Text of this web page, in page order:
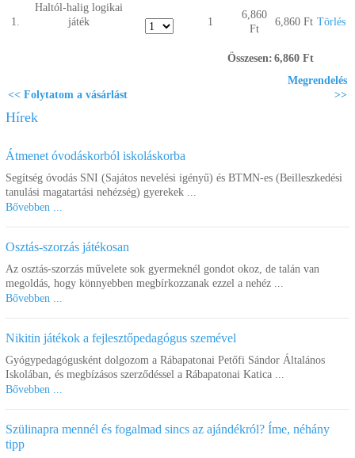
1.
Haltól-halig logikai
játék
1
6,860
Ft
6,860 Ft Törlés
Összesen: 6,860 Ft
<< Folytatom a vásárlást
Megrendelés
>>
Hírek
Átmenet óvodáskorból iskoláskorba
Segítség óvodás SNI (Sajátos nevelési igényű) és BTMN-es (Beilleszkedési
tanulási magatartási nehézség) gyerekek ...
Bővebben ...
Osztás-szorzás játékosan
Az osztás-szorzás művelete sok gyermeknél gondot okoz, de talán van
megoldás, hogy könnyebben megbírkozzanak ezzel a nehéz ...
Bővebben ...
Nikitin játékok a fejlesztőpedagógus szemével
Gyógypedagógusként dolgozom a Rábapatonai Petőfi Sándor Általános
Iskolában, és megbízásos szerződéssel a Rábapatonai Katica ...
Bővebben ...
Szülinapra mennél és fogalmad sincs az ajándékról? Íme, néhány
tipp